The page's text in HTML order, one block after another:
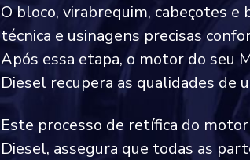
O bloco, virabrequim, cabeçotes e
técnica e usinagens precisas
Após essa etapa, o motor do seu
Diesel recupera as qualidades de
Este processo de retífica do
Diesel, assegura que todas as